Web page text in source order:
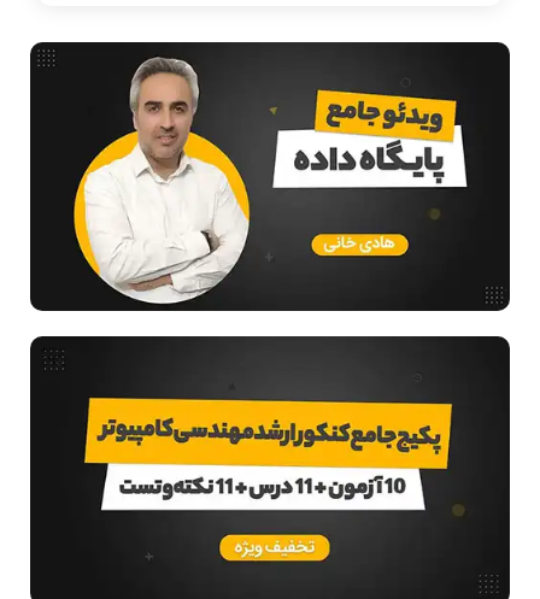
ریاضیات گسسته
مدار منطقی
ساختمان داده
طراحی الگوریتم
هوش مصنوعی
مقالات عمومی رشته کامپیوتر
ادامه تحصیل در رشته کامپیوتر
دانشگاه ها
اخبار آزمون ها
سخت افزار